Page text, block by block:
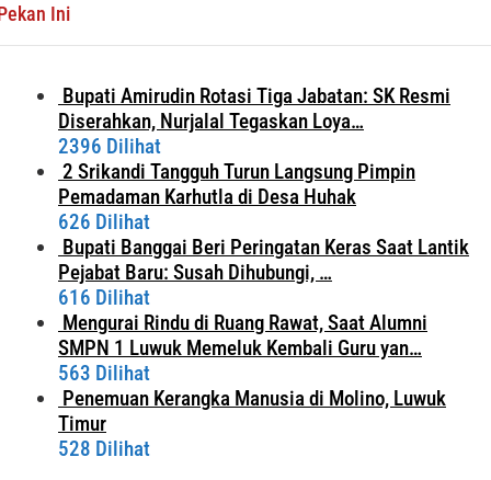
Ini
Bupati Amirudin Rotasi Tiga Jabatan: SK Resmi
Diserahkan, Nurjalal Tegaskan Loya…
2396 Dilihat
2 Srikandi Tangguh Turun Langsung Pimpin
Pemadaman Karhutla di Desa Huhak
626 Dilihat
Bupati Banggai Beri Peringatan Keras Saat Lantik
Pejabat Baru: Susah Dihubungi, …
616 Dilihat
Mengurai Rindu di Ruang Rawat, Saat Alumni
SMPN 1 Luwuk Memeluk Kembali Guru yan…
563 Dilihat
Penemuan Kerangka Manusia di Molino, Luwuk
Timur
528 Dilihat